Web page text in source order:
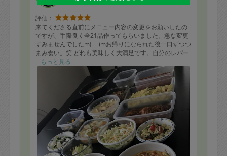
評価：
来てくださる直前にメニュー内容の変更をお願いしたの
ですが、手際良く全21品作ってもらいました。急な変更
すみませんでしたm(_ _)mお帰りになられた後一口ずつつ
まみ食い。笑 どれも美味しく大満足です。自分のレパー
トリーが長年マンネリする中とても刺激的でした。あり
もっと見る